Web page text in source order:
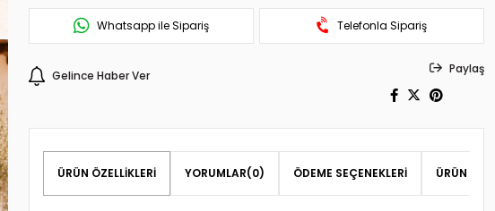
Whatsapp ile Sipariş Telefonla Sipariş
Gelince Haber Ver Paylaş
ÜRÜN ÖZELLIKLERI YORUMLAR(0) ÖDEME SEÇENEKLERI ÜRÜN